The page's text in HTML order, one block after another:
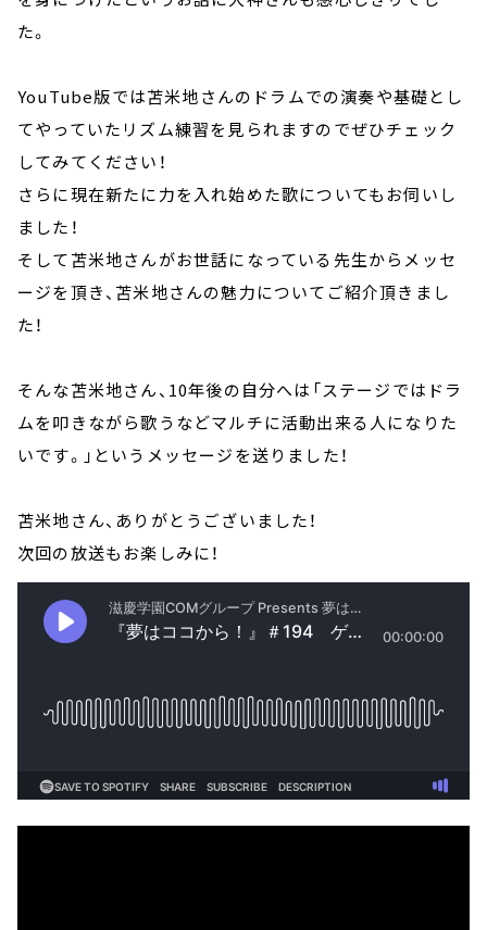
た。
YouTube版では苫米地さんのドラムでの演奏や基礎とし
てやっていたリズム練習を見られますのでぜひチェック
してみてください！
さらに現在新たに力を入れ始めた歌についてもお伺いし
ました！
そして苫米地さんがお世話になっている先生からメッセ
ージを頂き、苫米地さんの魅力についてご紹介頂きまし
た！
そんな苫米地さん、10年後の自分へは「ステージではドラ
ムを叩きながら歌うなどマルチに活動出来る人になりた
いです。」というメッセージを送りました！
苫米地さん、ありがとうございました！
次回の放送もお楽しみに！